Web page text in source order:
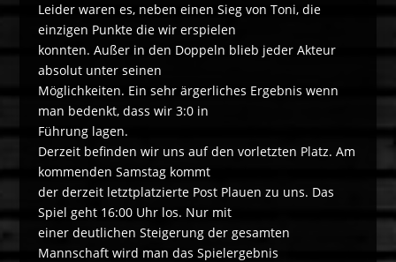
Leider waren es, neben einen Sieg von Toni, die
einzigen Punkte die wir erspielen
konnten. Außer in den Doppeln blieb jeder Akteur
absolut unter seinen
Möglichkeiten. Ein sehr ärgerliches Ergebnis wenn
man bedenkt, dass wir 3:0 in
Führung lagen.
Derzeit befinden wir uns auf den vorletzten Platz. Am
kommenden Samstag kommt
der derzeit letztplatzierte Post Plauen zu uns. Das
Spiel geht 16:00 Uhr los. Nur mit
einer deutlichen Steigerung der gesamten
Mannschaft wird man das Spielergebnis